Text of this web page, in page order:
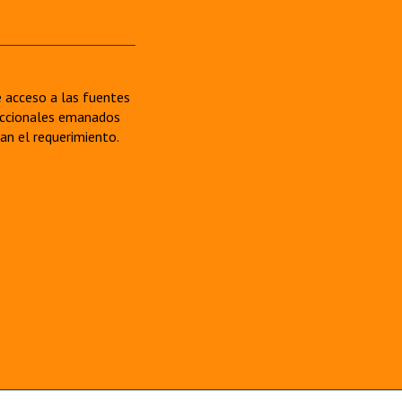
acceso a las fuentes
emanados
el requerimiento.